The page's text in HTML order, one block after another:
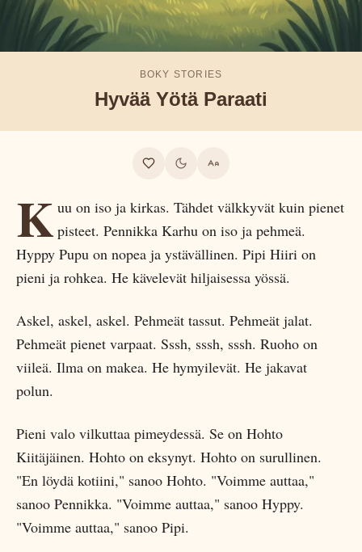
BOKY STORIES
Hyvää Yötä Paraati
Kuu on iso ja kirkas. Tähdet välkkyvät kuin pienet
pisteet. Pennikka Karhu on iso ja pehmeä.
Hyppy Pupu on nopea ja ystävällinen. Pipi Hiiri on
pieni ja rohkea. He kävelevät hiljaisessa yössä.
Askel, askel, askel. Pehmeät tassut. Pehmeät jalat.
Pehmeät pienet varpaat. Sssh, sssh, sssh. Ruoho on
viileä. Ilma on makea. He hymyilevät. He jakavat
polun.
Pieni valo vilkuttaa pimeydessä. Se on Hohto
Kiitäjäinen. Hohto on eksynyt. Hohto on surullinen.
"En löydä kotiini," sanoo Hohto. "Voimme auttaa,"
sanoo Pennikka. "Voimme auttaa," sanoo Hyppy.
"Voimme auttaa," sanoo Pipi.